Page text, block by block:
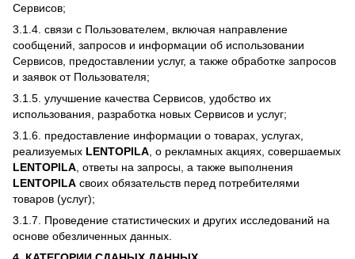
Сервисов;
3.1.4. связи с Пользователем, включая направление
сообщений, запросов и информации об использовании
Сервисов, предоставлении услуг, а также обработке запросов
и заявок от Пользователя;
3.1.5. улучшение качества Сервисов, удобство их
использования, разработка новых Сервисов и услуг;
3.1.6. предоставление информации о товарах, услугах,
реализуемых LENTOPILA , о рекламных акциях, совершаемых
LENTOPILA , ответы на запросы, а также выполнения
LENTOPILA своих обязательств перед потребителями
товаров (услуг);
3.1.7. Проведение статистических и других исследований на
основе обезличенных данных.